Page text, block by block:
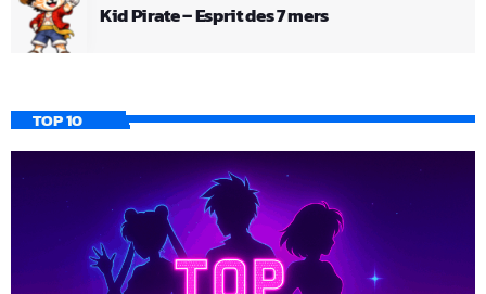
Kid Pirate – Esprit des 7 mers
TOP 10